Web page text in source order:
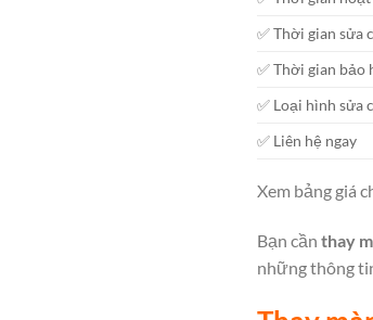
✅ Thời gian sửa
✅ Thời gian bảo
✅ Loại hình sửa
✅ Liên hệ ngay
Xem bảng giá
Bạn cần thay
những thông